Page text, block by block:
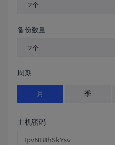
2个
备份数量
2个
周期
月 季
主机密码